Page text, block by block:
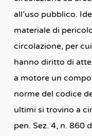
all’uso pubblico.
materiale di
circolazione, per
hanno diritto di
a motore un
norme del codice
ultimi si trovino a
pen. Sez. 4, n. 860